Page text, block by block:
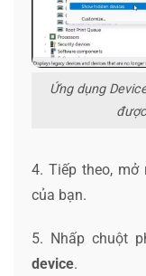
Ứng dụng
4. Tiếp theo, mở
của bạn.
5. Nhấp chuột
device.